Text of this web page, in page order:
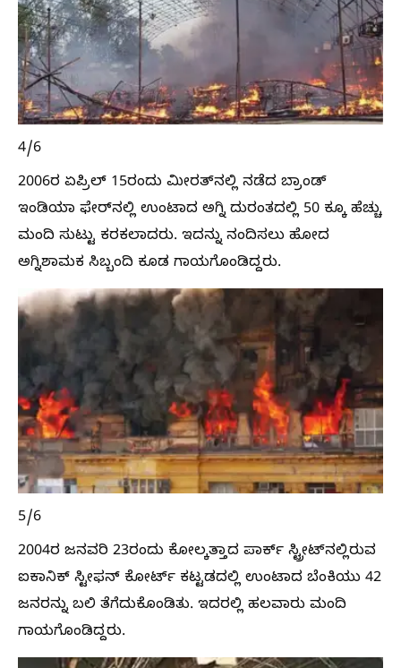
4/6
2006ರ ಏಪ್ರಿಲ್ 15ರಂದು ಮೀರತ್‌ನಲ್ಲಿ ನಡೆದ ಬ್ರಾಂಡ್
ಇಂಡಿಯಾ ಫೇರ್‌ನಲ್ಲಿ ಉಂಟಾದ ಅಗ್ನಿ ದುರಂತದಲ್ಲಿ 50 ಕ್ಕೂ ಹೆಚ್ಚು
ಮಂದಿ ಸುಟ್ಟು ಕರಕಲಾದರು. ಇದನ್ನು ನಂದಿಸಲು ಹೋದ
ಅಗ್ನಿಶಾಮಕ ಸಿಬ್ಬಂದಿ ಕೂಡ ಗಾಯಗೊಂಡಿದ್ದರು.
5/6
2004ರ ಜನವರಿ 23ರಂದು ಕೋಲ್ಕತ್ತಾದ ಪಾರ್ಕ್ ಸ್ಟ್ರೀಟ್‌ನಲ್ಲಿರುವ
ಐಕಾನಿಕ್ ಸ್ಟೀಫನ್ ಕೋರ್ಟ್ ಕಟ್ಟಡದಲ್ಲಿ ಉಂಟಾದ ಬೆಂಕಿಯು 42
ಜನರನ್ನು ಬಲಿ ತೆಗೆದುಕೊಂಡಿತು. ಇದರಲ್ಲಿ ಹಲವಾರು ಮಂದಿ
ಗಾಯಗೊಂಡಿದ್ದರು.